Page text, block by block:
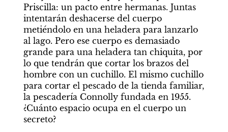
Priscilla: un pacto entre hermanas. Juntas
intentarán deshacerse del cuerpo
metiéndolo en una heladera para lanzarlo
al lago. Pero ese cuerpo es demasiado
grande para una heladera tan chiquita, por
lo que tendrán que cortar los brazos del
hombre con un cuchillo. El mismo cuchillo
para cortar el pescado de la tienda familiar,
la pescadería Connolly fundada en 1955.
¿Cuánto espacio ocupa en el cuerpo un
secreto?